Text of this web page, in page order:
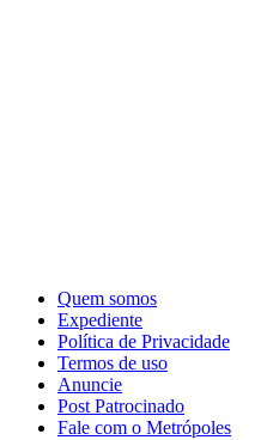
Quem somos
Expediente
Política de Privacidade
Termos de uso
Anuncie
Post Patrocinado
Fale com o Metrópoles